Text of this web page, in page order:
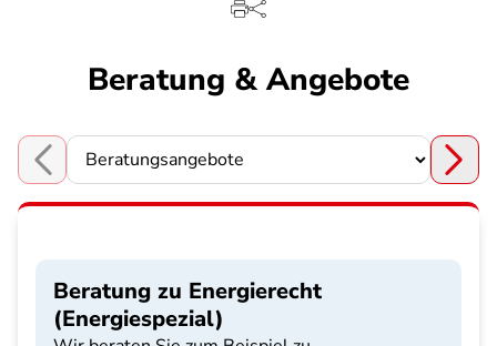
Beratung & Angebote
Choose a section
Beratung zu Energierecht
(Energiespezial)